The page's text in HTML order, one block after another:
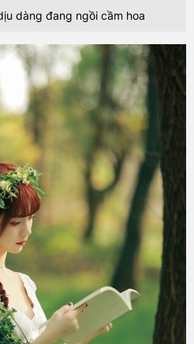
dàng đang ngồi cầm hoa